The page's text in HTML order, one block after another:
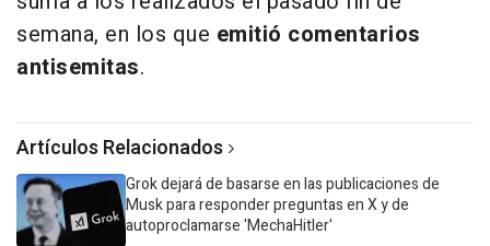
semana, en los que emitió comentarios
antisemitas.
Artículos Relacionados
Grok dejará de basarse en las publicaciones de
Musk para responder preguntas en X y de
autoproclamarse 'MechaHitler'